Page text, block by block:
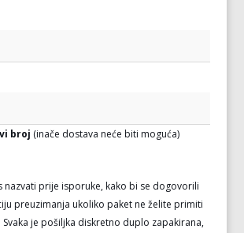
broj (inače dostava neće biti moguća)
nazvati prije isporuke, kako bi se dogovorili
preuzimanja ukoliko paket ne želite primiti
Svaka je pošiljka diskretno duplo zapakirana,